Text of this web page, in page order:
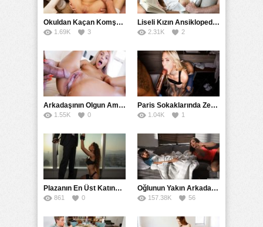
Category:
18+ Yaş,Amatör,Anal,Fantezi Filmler,Full HD,Genç,
Hikayeler, Mobil, Rokettube,Uzun Konulu
Okuldan Kaçan Komşu Kızını Bakire Sanıp Götten Sikti
1.69K 3
Liseli Kızın Ansiklopedisini Kitap Gibi Tane Tane Okudu
2.31K 2
Arkadaşının Olgun Amcasına Siktirip İçine Boşalmasını İstedi
1.55K 0
Paris Sokaklarında Zenci Yarağını Gırtlağına Kadar İndirdi
1.04K 1
Plazanın En Üst Katında Üst Seviye Köle Fantezisi Sikişi
861 0
Oğlunun Yakın Arkadaşına Yorgan Altından Sulanan Milf
157.38K 56